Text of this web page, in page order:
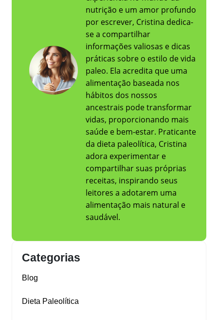
nutrição e um amor profundo
por escrever, Cristina dedica-
se a compartilhar
informações valiosas e dicas
práticas sobre o estilo de vida
paleo. Ela acredita que uma
alimentação baseada nos
hábitos dos nossos
ancestrais pode transformar
vidas, proporcionando mais
saúde e bem-estar. Praticante
da dieta paleolítica, Cristina
adora experimentar e
compartilhar suas próprias
receitas, inspirando seus
leitores a adotarem uma
alimentação mais natural e
saudável.
Categorias
Blog
Dieta Paleolítica